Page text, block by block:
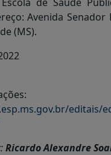
Avenida Senador
(MS).
editais/
Ricardo Alexandre